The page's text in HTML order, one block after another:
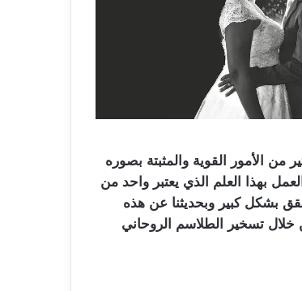
الأمور القوية والمثبتة بصوره
بهذا العلم الذي يعتبر واحد من
بشكل كبير وبحديثنا عن هذه
خلال تسخير الطلاسم الروحاني